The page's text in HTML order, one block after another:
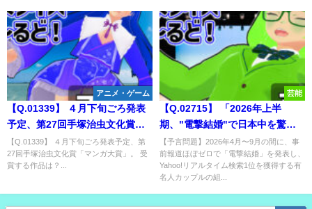
アニメ・ゲーム
【Q.01339】 ４月下旬ごろ発表
予定、第27回手塚治虫文化賞
「マンガ大賞」。 受賞する作品
は？
【Q.01339】 ４月下旬ごろ発表予定、第
27回手塚治虫文化賞「マンガ大賞」。 受
賞する作品は？...
芸能
【Q.02715】 「2026年上半
期、"電撃結婚"で日本中を驚か
せる有名人カップル」
【予言問題】2026年4月〜9月の間に、事
前報道ほぼゼロで「電撃結婚」を発表し、
Yahoo!リアルタイム検索1位を獲得する有
名人カップルの組...